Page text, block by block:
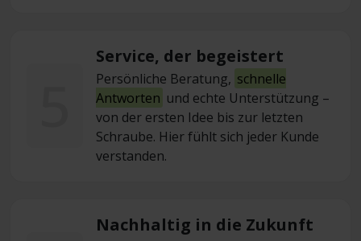
Service, der begeistert
Persönliche Beratung, schnelle
Antworten und echte Unterstützung –
von der ersten Idee bis zur letzten
Schraube. Hier fühlt sich jeder Kunde
verstanden.
Nachhaltig in die Zukunft